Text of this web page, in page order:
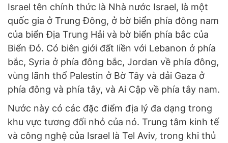
Israel tên chính thức là Nhà nước Israel, là một
quốc gia ở Trung Đông, ở bờ biển phía đông nam
của biển Địa Trung Hải và bờ biển phía bắc của
Biển Đỏ. Có biên giới đất liền với Lebanon ở phía
bắc, Syria ở phía đông bắc, Jordan về phía đông,
vùng lãnh thổ Palestin ở Bờ Tây và dải Gaza ở
phía đông và phía tây, và Ai Cập về phía tây nam.
Nước này có các đặc điểm địa lý đa dạng trong
khu vực tương đối nhỏ của nó. Trung tâm kinh tế
và công nghệ của Israel là Tel Aviv, trong khi thủ